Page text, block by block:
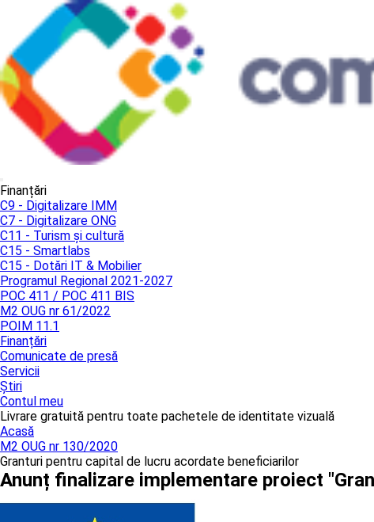
Finanțări
C9 - Digitalizare IMM
C7 - Digitalizare ONG
C11 - Turism și cultură
C15 - Smartlabs
C15 - Dotări IT & Mobilier
Programul Regional 2021-2027
POC 411 / POC 411 BIS
M2 OUG nr 61/2022
POIM 11.1
Finanțări
Comunicate de presă
Servicii
Știri
Contul meu
Livrare gratuită pentru toate pachetele de identitate vizuală
Acasă
M2 OUG nr 130/2020
Granturi pentru capital de lucru acordate beneficiarilor
Anunț finalizare implementare proiect